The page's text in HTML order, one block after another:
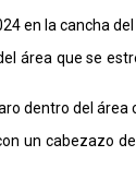
en la cancha
que se
dentro del área
un cabezazo